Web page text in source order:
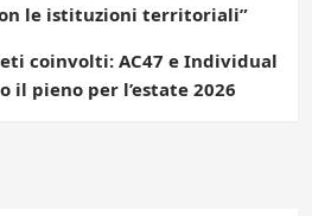
le istituzioni territoriali”
coinvolti: AC47 e Individual
il pieno per l’estate 2026